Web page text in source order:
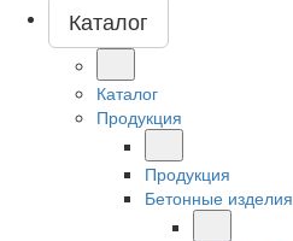
Каталог
Каталог
Продукция
Продукция
Бетонные изделия